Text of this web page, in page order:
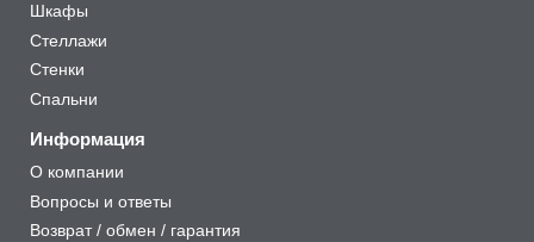
Шкафы
Стеллажи
Стенки
Спальни
Информация
О компании
Вопросы и ответы
Возврат / обмен / гарантия